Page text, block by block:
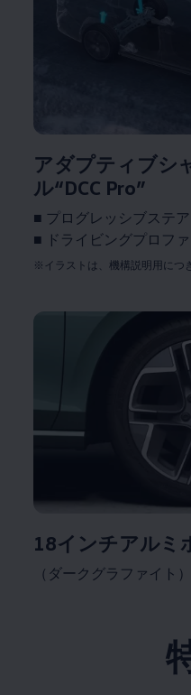
アダプティブシ
ル“DCC Pro”
■ プログレッシブステ
■ ドライビングプロフ
※イラストは、機構説明用につ
18インチアルミ
（ダークグラファイト）